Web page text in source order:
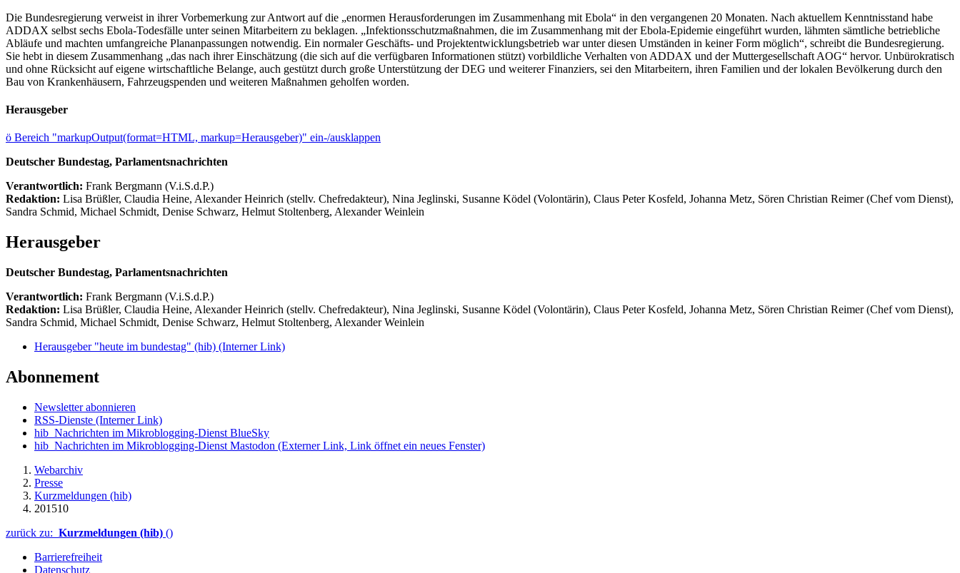
Die Bundesregierung verweist in ihrer Vorbemerkung zur Antwort auf die „enormen Herausforderungen im Zusammenhang mit Ebola“ in den vergangenen 20 Monaten. Nach aktuellem Kenntnisstand habe
ADDAX selbst sechs Ebola-Todesfälle unter seinen Mitarbeitern zu beklagen. „Infektionsschutzmaßnahmen, die im Zusammenhang mit der Ebola-Epidemie eingeführt wurden, lähmten sämtliche betriebliche
Abläufe und machten umfangreiche Plananpassungen notwendig. Ein normaler Geschäfts- und Projektentwicklungsbetrieb war unter diesen Umständen in keiner Form möglich“, schreibt die Bundesregierung.
Sie hebt in diesem Zusammenhang „das nach ihrer Einschätzung (die sich auf die verfügbaren Informationen stützt) vorbildliche Verhalten von ADDAX und der Muttergesellschaft AOG“ hervor. Unbürokratisch
und ohne Rücksicht auf eigene wirtschaftliche Belange, auch gestützt durch große Unterstützung der DEG und weiterer Finanziers, sei den Mitarbeitern, ihren Familien und der lokalen Bevölkerung durch den
Bau von Krankenhäusern, Fahrzeugspenden und weiteren Maßnahmen geholfen worden.
Herausgeber
ö Bereich "markupOutput(format=HTML, markup=Herausgeber)" ein-/ausklappen
Deutscher Bundestag, Parlamentsnachrichten
Verantwortlich: Frank Bergmann (V.i.S.d.P.)
Redaktion: Lisa Brüßler, Claudia Heine, Alexander Heinrich (stellv. Chefredakteur), Nina Jeglinski, Susanne Ködel (Volontärin), Claus Peter Kosfeld, Johanna Metz, Sören Christian Reimer (Chef vom Dienst),
Sandra Schmid, Michael Schmidt, Denise Schwarz, Helmut Stoltenberg, Alexander Weinlein
Herausgeber
Deutscher Bundestag, Parlamentsnachrichten
Verantwortlich: Frank Bergmann (V.i.S.d.P.)
Redaktion: Lisa Brüßler, Claudia Heine, Alexander Heinrich (stellv. Chefredakteur), Nina Jeglinski, Susanne Ködel (Volontärin), Claus Peter Kosfeld, Johanna Metz, Sören Christian Reimer (Chef vom Dienst),
Sandra Schmid, Michael Schmidt, Denise Schwarz, Helmut Stoltenberg, Alexander Weinlein
Herausgeber "heute im bundestag" (hib) (Interner Link)
Abonnement
Newsletter abonnieren
RSS-Dienste (Interner Link)
hib_Nachrichten im Mikroblogging-Dienst BlueSky
hib_Nachrichten im Mikroblogging-Dienst Mastodon (Externer Link, Link öffnet ein neues Fenster)
Webarchiv
Presse
Kurzmeldungen (hib)
201510
zurück zu: Kurzmeldungen (hib) ()
Barrierefreiheit
Datenschutz